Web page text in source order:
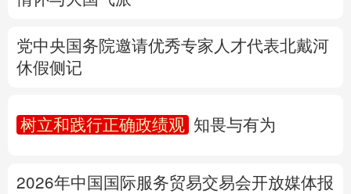
陕西 甘肃 青海 宁夏
新疆
English Español Français عربى
党中央国务院邀请优秀专家人才代表北戴河
休假侧记
树立和践行正确政绩观 知畏与有为
2026年中国国际服务贸易交易会开放媒体报